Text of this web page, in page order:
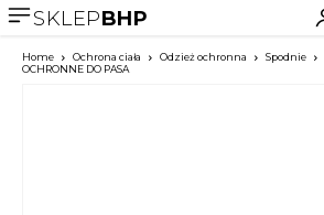
SKLEPBHP
Home Ochrona ciała Odzież ochronna Spodnie
OCHRONNE DO PASA